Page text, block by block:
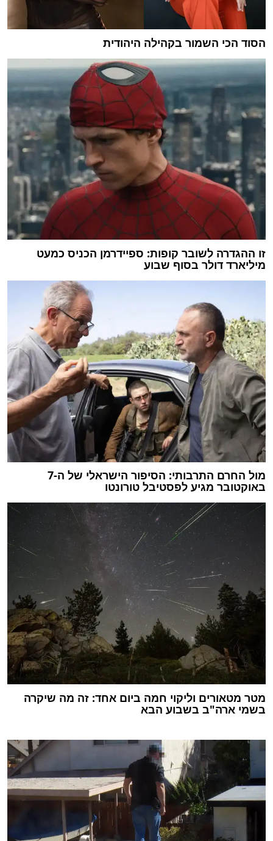
הסוד הכי השמור בקהילה היהודית
זו ההגדרה לשובר קופות: ספיידרמן הכניס כמעט
מיליארד דולר בסוף שבוע
מול החרם התרבותי: הסיפור הישראלי של ה-7
באוקטובר מגיע לפסטיבל טורונטו
מטר מטאורים וליקוי חמה ביום אחד: זה מה שיקרה
בשמי ארה"ב בשבוע הבא